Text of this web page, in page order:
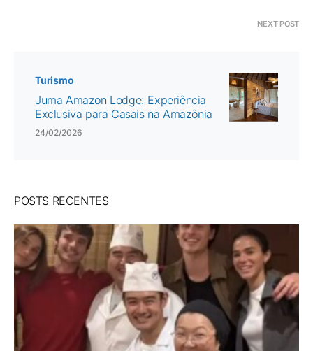
NEXT POST
Turismo
Juma Amazon Lodge: Experiência
Exclusiva para Casais na Amazônia
24/02/2026
POSTS RECENTES